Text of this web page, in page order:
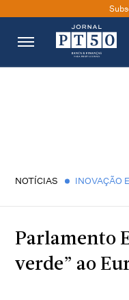
NOTÍCIAS INOVAÇÃO
Parlamento
verde” ao